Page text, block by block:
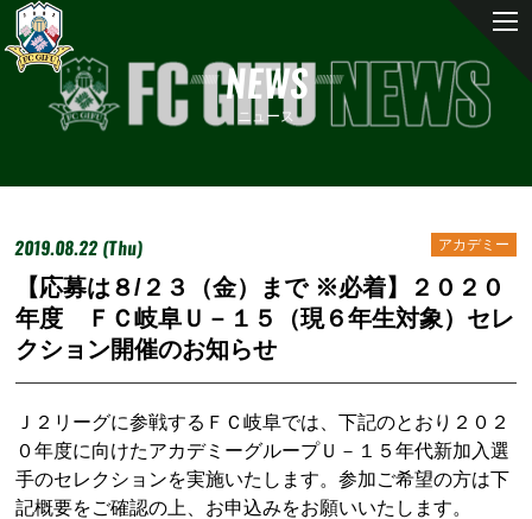
NEWS
ニュース
2019.08.22 (Thu) アカデミー
【応募は８/２３（金）まで ※必着】２０２０
年度 ＦＣ岐阜Ｕ－１５（現６年生対象）セレ
クション開催のお知らせ
Ｊ２リーグに参戦するＦＣ岐阜では、下記のとおり２０２
０年度に向けたアカデミーグループＵ－１５年代新加入選
手のセレクションを実施いたします。参加ご希望の方は下
記概要をご確認の上、お申込みをお願いいたします。